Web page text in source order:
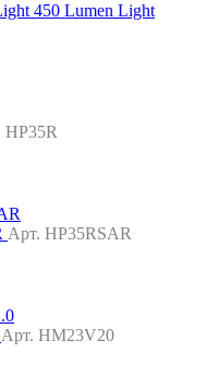
450 Lumen Light
HP35R
Арт. HP35RSAR
Арт. HM23V20